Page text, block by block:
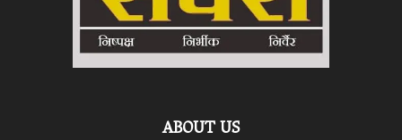
ABOUT US